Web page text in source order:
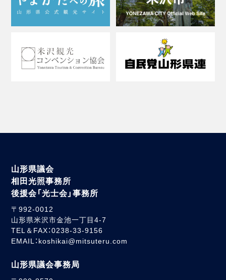
山形県議会
相田光照事務所
後援会「光士会」事務所
〒992-0012
山形県米沢市金池一丁目4-7
TEL＆FAX：0238-33-9156
EMAIL：koshikai@mitsuteru.com
山形県議会事務局